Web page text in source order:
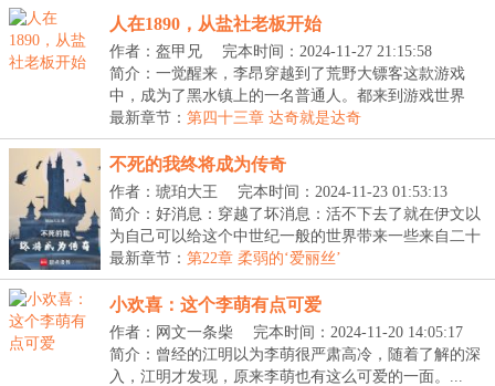
人在1890，从盐社老板开始
作者：盔甲兄
完本时间：2024-11-27 21:15:58
简介：一觉醒来，李昂穿越到了荒野大镖客这款游戏
中，成为了黑水镇上的一名普通人。都来到游戏世界
了，自...
最新章节： 第四十三章 达奇就是达奇
不死的我终将成为传奇
作者：琥珀大王
完本时间：2024-11-23 01:53:13
简介：好消息：穿越了坏消息：活不下去了就在伊文以
为自己可以给这个中世纪一般的世界带来一些来自二十
一...
最新章节： 第22章 柔弱的‘爱丽丝’
小欢喜：这个李萌有点可爱
作者：网文一条柴
完本时间：2024-11-20 14:05:17
简介：曾经的江明以为李萌很严肃高冷，随着了解的深
入，江明才发现，原来李萌也有这么可爱的一面。...